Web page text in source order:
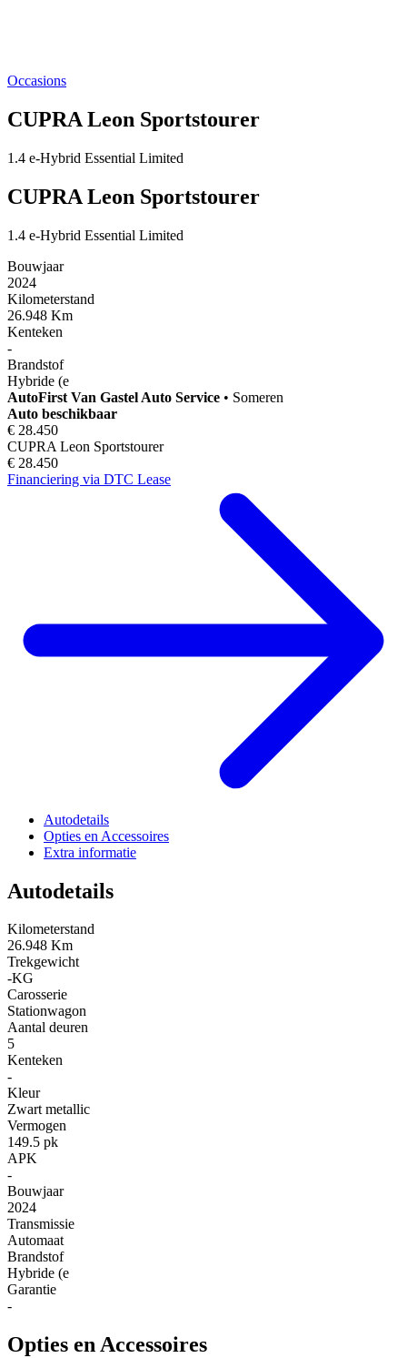
Occasions
CUPRA Leon Sportstourer
1.4 e-Hybrid Essential Limited
CUPRA Leon Sportstourer
1.4 e-Hybrid Essential Limited
Bouwjaar
2024
Kilometerstand
26.948 Km
Kenteken
-
Brandstof
Hybride (e
AutoFirst Van Gastel Auto Service • Someren
Auto beschikbaar
€ 28.450
CUPRA Leon Sportstourer
€ 28.450
Financiering via DTC Lease
Autodetails
Opties en Accessoires
Extra informatie
Autodetails
Kilometerstand
26.948 Km
Trekgewicht
-KG
Carosserie
Stationwagon
Aantal deuren
5
Kenteken
-
Kleur
Zwart metallic
Vermogen
149.5 pk
APK
-
Bouwjaar
2024
Transmissie
Automaat
Brandstof
Hybride (e
Garantie
-
Opties en Accessoires